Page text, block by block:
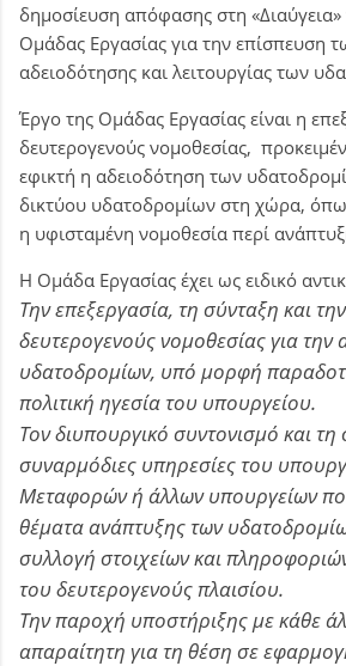
δημοσίευση απόφασης στη
Ομάδας Εργασίας για την επίσπευση
αδειοδότησης και λειτουργίας των
Έργο της Ομάδας Εργασίας είναι η
δευτερογενούς νομοθεσίας,
εφικτή η αδειοδότηση των
δικτύου υδατοδρομίων στη χώρα,
η υφισταμένη νομοθεσία περί
Η Ομάδα Εργασίας έχει ως ειδικό
Την επεξεργασία, τη σύνταξη και
δευτερογενούς νομοθεσίας για την
υδατοδρομίων, υπό μορφή
πολιτική ηγεσία του υπουργείου.
Τον διυπουργικό συντονισμό και
συναρμόδιες υπηρεσίες του
Μεταφορών ή άλλων υπουργείων
θέματα ανάπτυξης των
συλλογή στοιχείων και
του δευτερογενούς πλαισίου.
Την παροχή υποστήριξης με κάθε
απαραίτητη για τη θέση σε